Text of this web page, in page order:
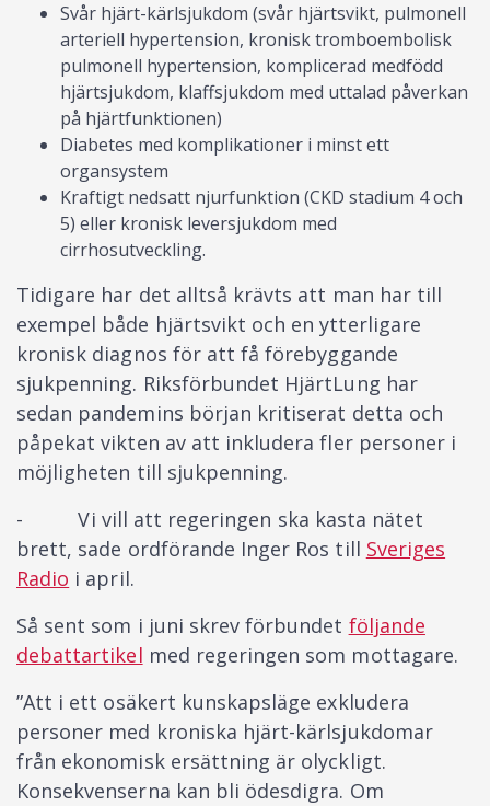
Svår hjärt-kärlsjukdom (svår hjärtsvikt, pulmonell
arteriell hypertension, kronisk tromboembolisk
pulmonell hypertension, komplicerad medfödd
hjärtsjukdom, klaffsjukdom med uttalad påverkan
på hjärtfunktionen)
Diabetes med komplikationer i minst ett
organsystem
Kraftigt nedsatt njurfunktion (CKD stadium 4 och
5) eller kronisk leversjukdom med
cirrhosutveckling.
Tidigare har det alltså krävts att man har till
exempel både hjärtsvikt och en ytterligare
kronisk diagnos för att få förebyggande
sjukpenning. Riksförbundet HjärtLung har
sedan pandemins början kritiserat detta och
påpekat vikten av att inkludera fler personer i
möjligheten till sjukpenning.
- Vi vill att regeringen ska kasta nätet
brett, sade ordförande Inger Ros till Sveriges
Radio i april.
Så sent som i juni skrev förbundet följande
debattartikel med regeringen som mottagare.
”Att i ett osäkert kunskapsläge exkludera
personer med kroniska hjärt-kärlsjukdomar
från ekonomisk ersättning är olyckligt.
Konsekvenserna kan bli ödesdigra. Om